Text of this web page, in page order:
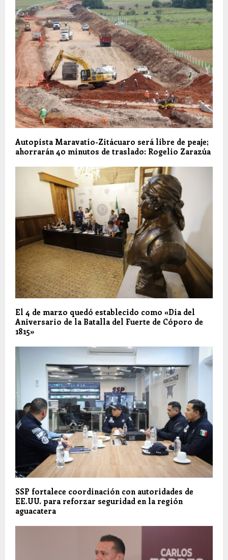
Autopista Maravatío-Zitácuaro será libre de peaje;
ahorrarán 40 minutos de traslado: Rogelio Zarazúa
El 4 de marzo quedó establecido como «Día del
Aniversario de la Batalla del Fuerte de Cóporo de
1815»
SSP fortalece coordinación con autoridades de
EE.UU. para reforzar seguridad en la región
aguacatera